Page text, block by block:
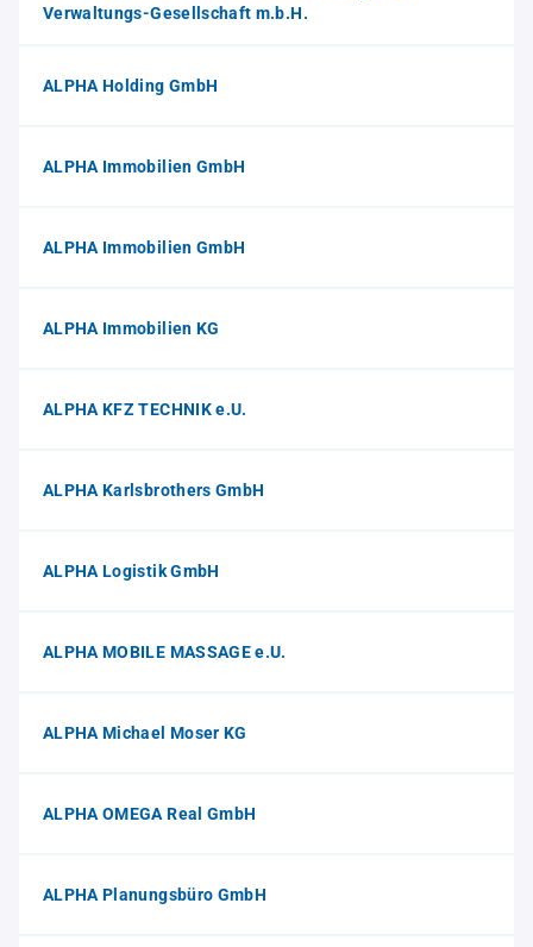
Verwaltungs-Gesellschaft m.b.H.
ALPHA Holding GmbH
ALPHA Immobilien GmbH
ALPHA Immobilien GmbH
ALPHA Immobilien KG
ALPHA KFZ TECHNIK e.U.
ALPHA Karlsbrothers GmbH
ALPHA Logistik GmbH
ALPHA MOBILE MASSAGE e.U.
ALPHA Michael Moser KG
ALPHA OMEGA Real GmbH
ALPHA Planungsbüro GmbH